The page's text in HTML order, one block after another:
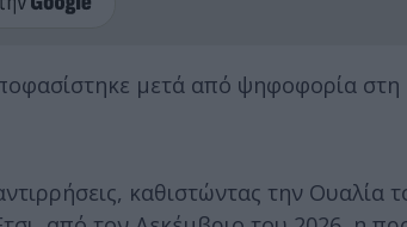
μετά από ψηφοφορία
καθιστώντας την Ουαλία